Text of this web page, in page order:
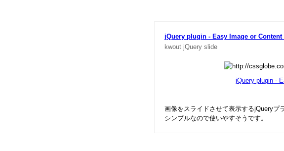
jQuery plugin - Easy Image or
kwout jQuery slide
jQuery plugin -
画像をスライドさせて表示するjQueryプ
シンプルなので使いやすそうです。